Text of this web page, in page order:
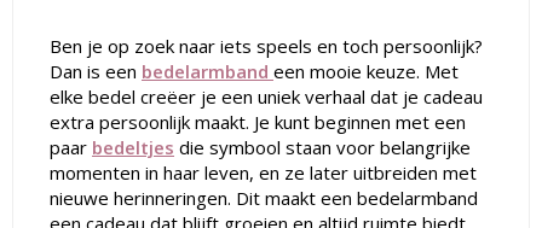
Ben je op zoek naar iets speels en toch persoonlijk?
Dan is een bedelarmband een mooie keuze. Met
elke bedel creëer je een uniek verhaal dat je cadeau
extra persoonlijk maakt. Je kunt beginnen met een
paar bedeltjes die symbool staan voor belangrijke
momenten in haar leven, en ze later uitbreiden met
nieuwe herinneringen. Dit maakt een bedelarmband
een cadeau dat blijft groeien en altijd ruimte biedt